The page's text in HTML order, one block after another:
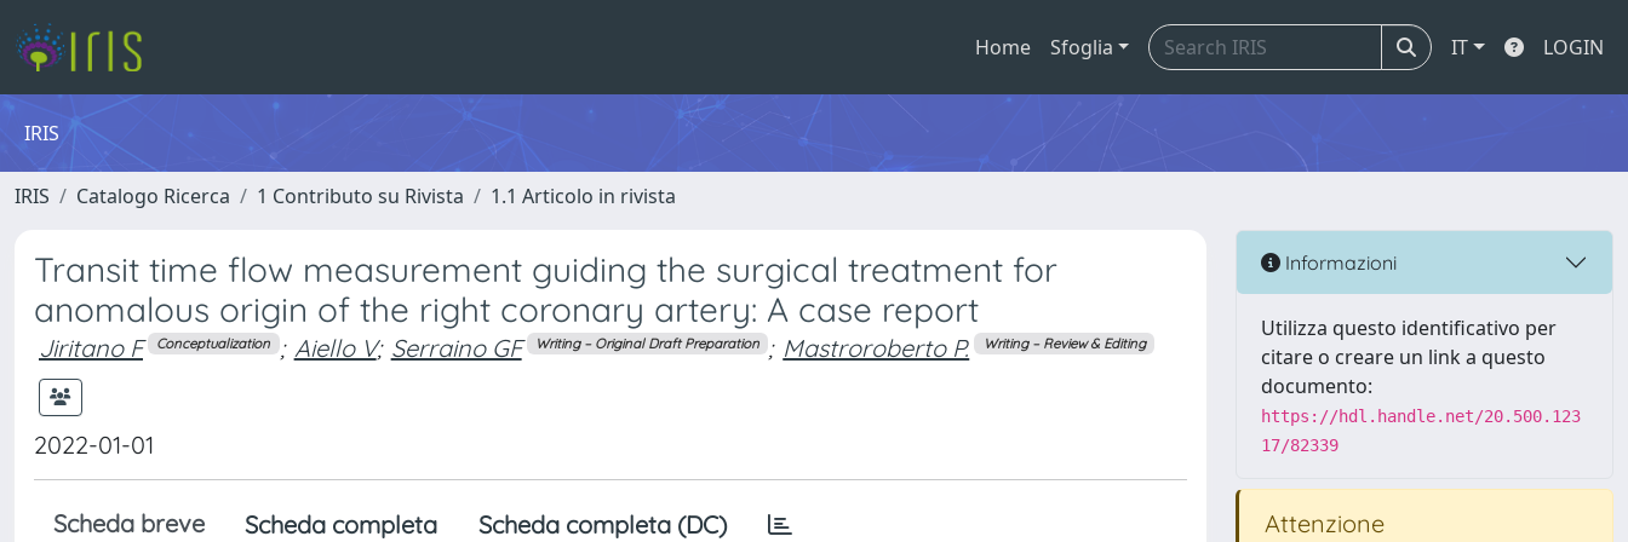
Home Sfoglia IT LOGIN
IRIS
IRIS Catalogo Ricerca 1 Contributo su Rivista 1.1 Articolo in rivista
Transit time flow measurement guiding the surgical treatment for
anomalous origin of the right coronary artery: A case report
Jiritano F Conceptualization ; Aiello V; Serraino GF Writing – Original Draft Preparation ; Mastroroberto P. Writing – Review & Editing
2022-01-01
Scheda breve Scheda completa Scheda completa (DC)
Informazioni
Utilizza questo identificativo per
citare o creare un link a questo
documento:
https://hdl.handle.net/20.500.123
17/82339
Attenzione